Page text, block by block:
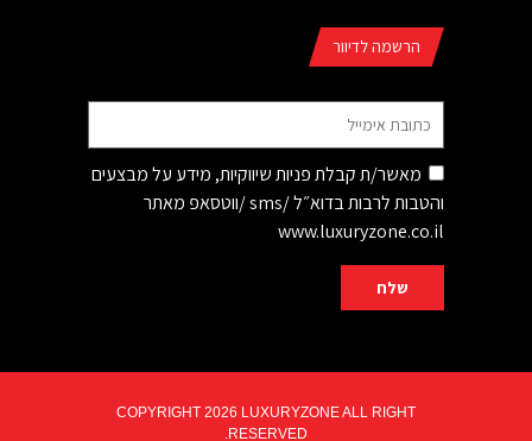
הרשמה לדיוור
מאשר/ת קבלת פניות שיווקיות, מידע על מבצעים
והטבות לרבות בדוא״ל /sms /ווטסאפ מאתר
www.luxuryzone.co.il
COPYRIGHT 2026 LUXURYZONE ALL RIGHT
RESERVED.